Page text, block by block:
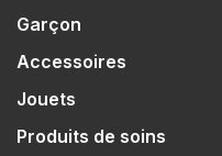
Garçon
Accessoires
Jouets
Produits de soins